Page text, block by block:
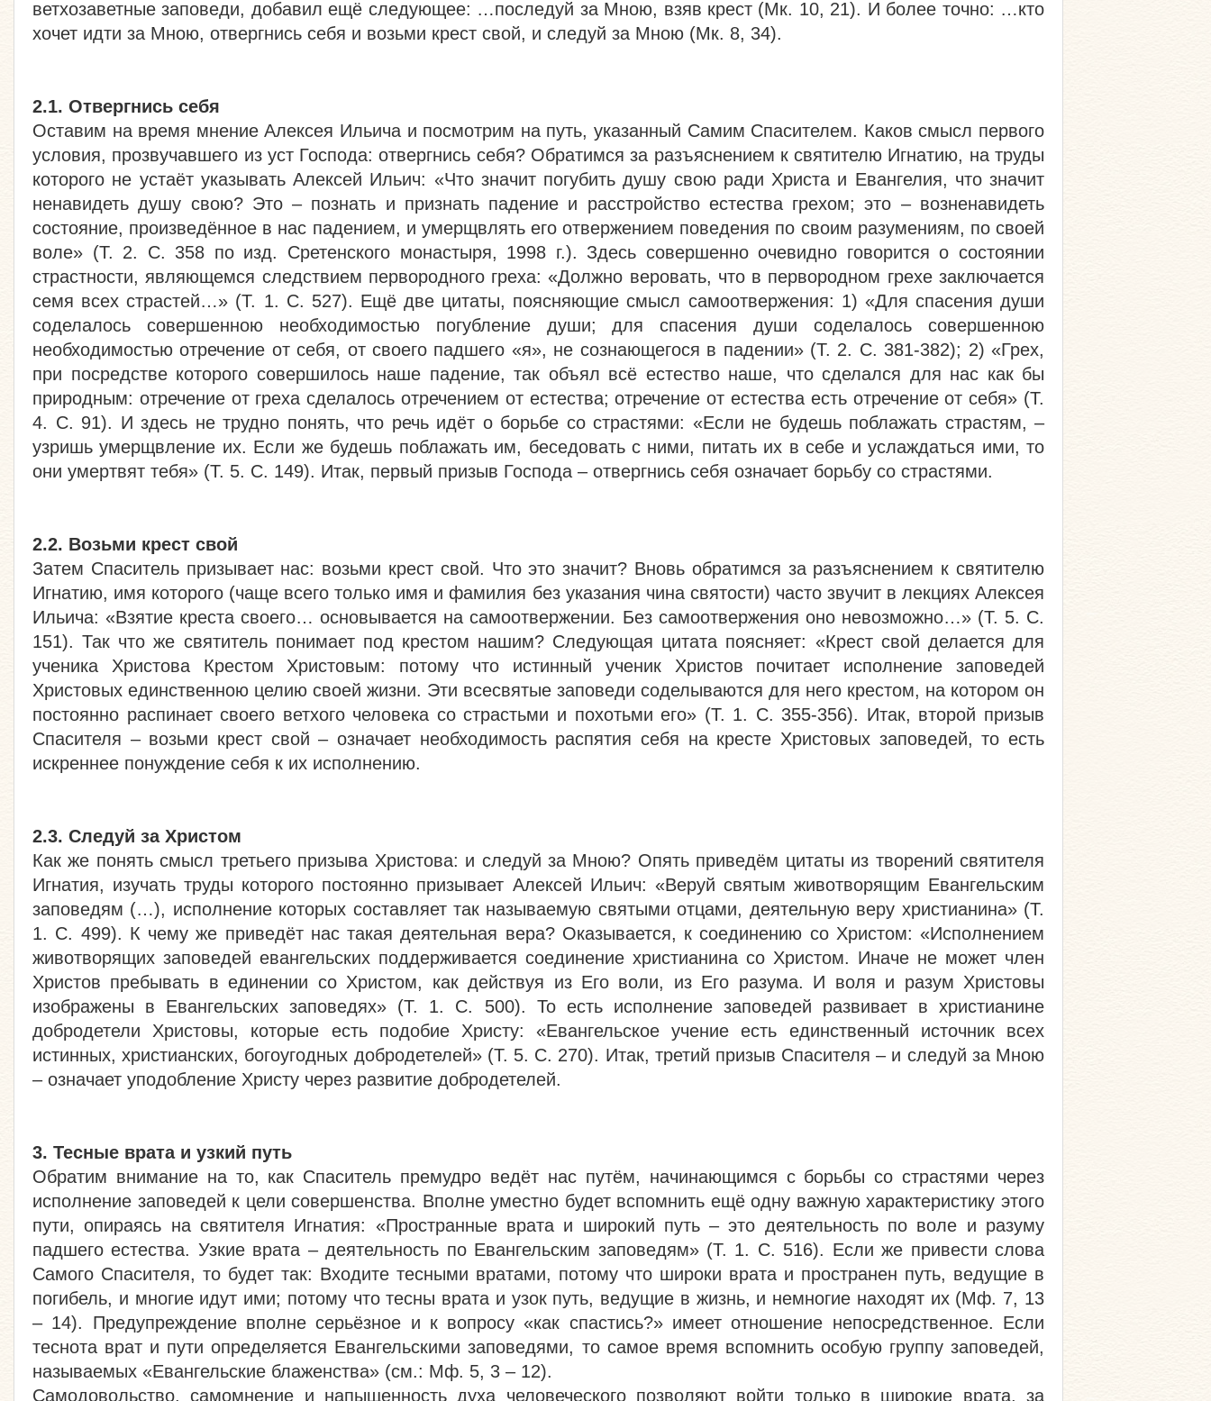
ветхозаветные заповеди, добавил ещё следующее: …последуй за Мною, взяв крест (Мк. 10, 21). И более точно: …кто
хочет идти за Мною, отвергнись себя и возьми крест свой, и следуй за Мною (Мк. 8, 34).
2.1. Отвергнись себя
Оставим на время мнение Алексея Ильича и посмотрим на путь, указанный Самим Спасителем. Каков смысл первого
условия, прозвучавшего из уст Господа: отвергнись себя? Обратимся за разъяснением к святителю Игнатию, на труды
которого не устаёт указывать Алексей Ильич: «Что значит погубить душу свою ради Христа и Евангелия, что значит
ненавидеть душу свою? Это – познать и признать падение и расстройство естества грехом; это – возненавидеть
состояние, произведённое в нас падением, и умерщвлять его отвержением поведения по своим разумениям, по своей
воле» (Т. 2. С. 358 по изд. Сретенского монастыря, 1998 г.). Здесь совершенно очевидно говорится о состоянии
страстности, являющемся следствием первородного греха: «Должно веровать, что в первородном грехе заключается
семя всех страстей…» (Т. 1. С. 527). Ещё две цитаты, поясняющие смысл самоотвержения: 1) «Для спасения души
соделалось совершенною необходимостью погубление души; для спасения души соделалось совершенною
необходимостью отречение от себя, от своего падшего «я», не сознающегося в падении» (Т. 2. С. 381-382); 2) «Грех,
при посредстве которого совершилось наше падение, так объял всё естество наше, что сделался для нас как бы
природным: отречение от греха сделалось отречением от естества; отречение от естества есть отречение от себя» (Т.
4. С. 91). И здесь не трудно понять, что речь идёт о борьбе со страстями: «Если не будешь поблажать страстям, –
узришь умерщвление их. Если же будешь поблажать им, беседовать с ними, питать их в себе и услаждаться ими, то
они умертвят тебя» (Т. 5. С. 149). Итак, первый призыв Господа – отвергнись себя означает борьбу со страстями.
2.2. Возьми крест свой
Затем Спаситель призывает нас: возьми крест свой. Что это значит? Вновь обратимся за разъяснением к святителю
Игнатию, имя которого (чаще всего только имя и фамилия без указания чина святости) часто звучит в лекциях Алексея
Ильича: «Взятие креста своего… основывается на самоотвержении. Без самоотвержения оно невозможно…» (Т. 5. С.
151). Так что же святитель понимает под крестом нашим? Следующая цитата поясняет: «Крест свой делается для
ученика Христова Крестом Христовым: потому что истинный ученик Христов почитает исполнение заповедей
Христовых единственною целию своей жизни. Эти всесвятые заповеди соделываются для него крестом, на котором он
постоянно распинает своего ветхого человека со страстьми и похотьми его» (Т. 1. С. 355-356). Итак, второй призыв
Спасителя – возьми крест свой – означает необходимость распятия себя на кресте Христовых заповедей, то есть
искреннее понуждение себя к их исполнению.
2.3. Следуй за Христом
Как же понять смысл третьего призыва Христова: и следуй за Мною? Опять приведём цитаты из творений святителя
Игнатия, изучать труды которого постоянно призывает Алексей Ильич: «Веруй святым животворящим Евангельским
заповедям (…), исполнение которых составляет так называемую святыми отцами, деятельную веру христианина» (Т.
1. С. 499). К чему же приведёт нас такая деятельная вера? Оказывается, к соединению со Христом: «Исполнением
животворящих заповедей евангельских поддерживается соединение христианина со Христом. Иначе не может член
Христов пребывать в единении со Христом, как действуя из Его воли, из Его разума. И воля и разум Христовы
изображены в Евангельских заповедях» (Т. 1. С. 500). То есть исполнение заповедей развивает в христианине
добродетели Христовы, которые есть подобие Христу: «Евангельское учение есть единственный источник всех
истинных, христианских, богоугодных добродетелей» (Т. 5. С. 270). Итак, третий призыв Спасителя – и следуй за Мною
– означает уподобление Христу через развитие добродетелей.
3. Тесные врата и узкий путь
Обратим внимание на то, как Спаситель премудро ведёт нас путём, начинающимся с борьбы со страстями через
исполнение заповедей к цели совершенства. Вполне уместно будет вспомнить ещё одну важную характеристику этого
пути, опираясь на святителя Игнатия: «Пространные врата и широкий путь – это деятельность по воле и разуму
падшего естества. Узкие врата – деятельность по Евангельским заповедям» (Т. 1. С. 516). Если же привести слова
Самого Спасителя, то будет так: Входите тесными вратами, потому что широки врата и пространен путь, ведущие в
погибель, и многие идут ими; потому что тесны врата и узок путь, ведущие в жизнь, и немногие находят их (Мф. 7, 13
– 14). Предупреждение вполне серьёзное и к вопросу «как спастись?» имеет отношение непосредственное. Если
теснота врат и пути определяется Евангельскими заповедями, то самое время вспомнить особую группу заповедей,
называемых «Евангельские блаженства» (см.: Мф. 5, 3 – 12).
Самодовольство, самомнение и напыщенность духа человеческого позволяют войти только в широкие врата, за